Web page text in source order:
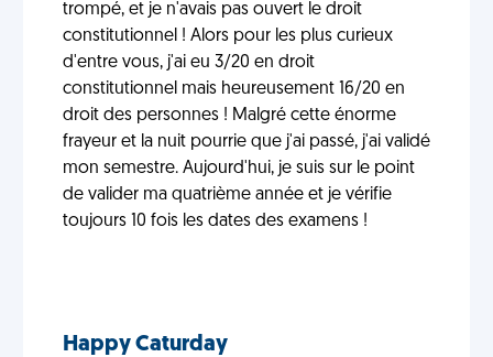
trompé, et je n'avais pas ouvert le droit
constitutionnel ! Alors pour les plus curieux
d'entre vous, j'ai eu 3/20 en droit
constitutionnel mais heureusement 16/20 en
droit des personnes ! Malgré cette énorme
frayeur et la nuit pourrie que j'ai passé, j'ai validé
mon semestre. Aujourd'hui, je suis sur le point
de valider ma quatrième année et je vérifie
toujours 10 fois les dates des examens !
Happy Caturday